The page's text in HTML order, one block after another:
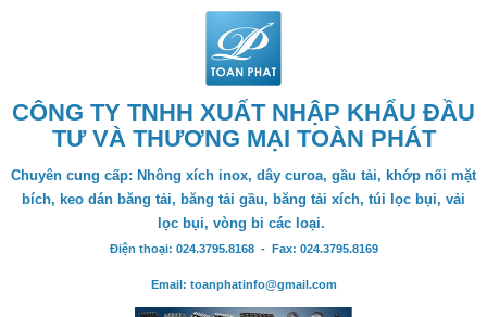
CÔNG TY TNHH XUẤT NHẬP KHẨU ĐẦU
TƯ VÀ THƯƠNG MẠI TOÀN PHÁT
Chuyên cung cấp: Nhông xích inox, dây curoa, gầu tải, khớp nối mặt
bích, keo dán băng tải, băng tải gầu, băng tải xích, túi lọc bụi, vải
lọc bụi, vòng bi các loại.
Điện thoại: 024.3795.8168 - Fax: 024.3795.8169
Email: toanphatinfo@gmail.com